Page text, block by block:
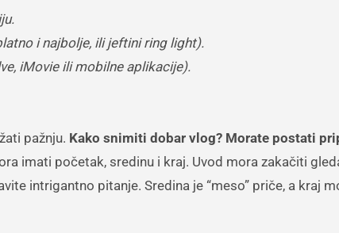
i najbolje, ili jeftini ring light).
iMovie ili mobilne aplikacije).
pažnju. Kako snimiti dobar vlog? Morate postati
imati početak, sredinu i kraj. Uvod mora zakačiti
intrigantno pitanje. Sredina je “meso” priče, a kraj